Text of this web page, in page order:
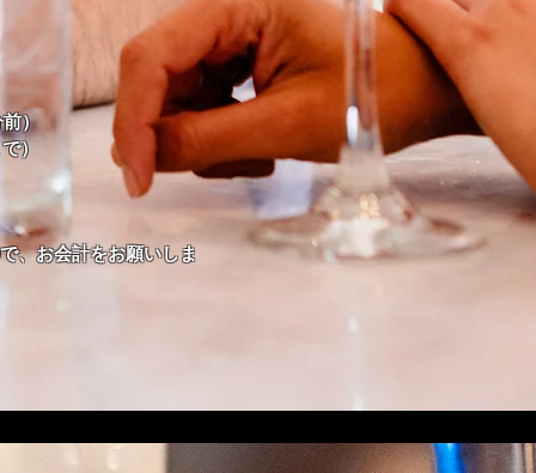
前）
）
、お会計をお願いしま